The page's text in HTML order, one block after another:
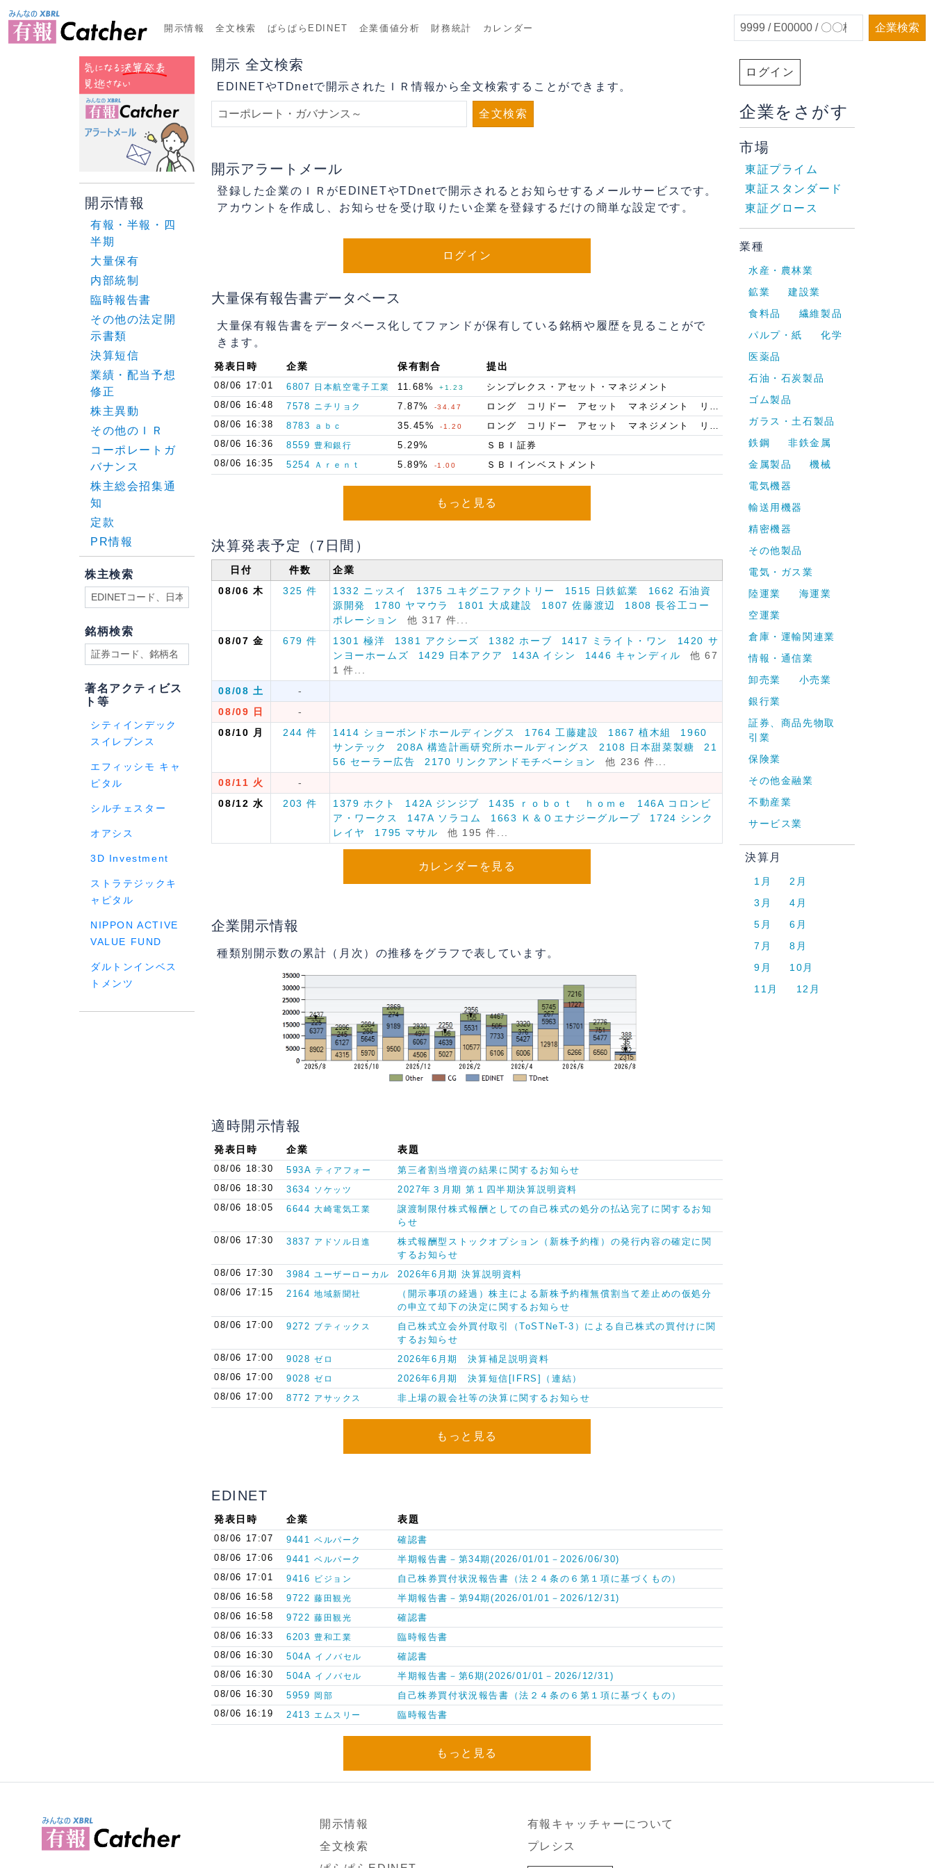
開示情報 全文検索 ぱらぱらEDINET 企業価値分析 財務統計 カレンダー 企業検索
開示情報
有報・半報・四
半期
大量保有
内部統制
臨時報告書
その他の法定開
示書類
決算短信
業績・配当予想
修正
株主異動
その他のＩＲ
コーポレートガ
バナンス
株主総会招集通
知
定款
PR情報
株主検索
銘柄検索
著名アクティビス
ト等
シティインデック
スイレブンス
エフィッシモ キャ
ピタル
シルチェスター
オアシス
3D Investment
ストラテジックキ
ャピタル
NIPPON ACTIVE
VALUE FUND
ダルトンインベス
トメンツ
開示 全文検索
EDINETやTDnetで開示されたＩＲ情報から全文検索することができます。
全文検索
開示アラートメール
登録した企業のＩＲがEDINETやTDnetで開示されるとお知らせするメールサービスです。
アカウントを作成し、お知らせを受け取りたい企業を登録するだけの簡単な設定です。
ログイン
大量保有報告書データベース
大量保有報告書をデータベース化してファンドが保有している銘柄や履歴を見ることがで
きます。
発表日時 企業 保有割合 提出
08/06 17:01 6807 日本航空電子工業 11.68% +1.23
シンプレクス・アセット・マネジメント
08/06 16:48
7578 ニチリョク 7.87% -34.47
08/06 16:38
8783 ａｂｃ 35.45% -1.20
08/06 16:36
8559 豊和銀行 5.29%
ＳＢＩ証券
08/06 16:35
5254 Ａｒｅｎｔ 5.89% -1.00 ＳＢＩインベストメント
もっと見る
決算発表予定（7日間）
日付 件数
企業
08/06 木 325 件 1332 ニッスイ 1375 ユキグニファクトリー 1515 日鉄鉱業
1662 石油資
源開発
1780 ヤマウラ 1801 大成建設 1807 佐藤渡辺
1808 長谷工コー
ポレーション
他 317 件...
08/07 金 679 件 1301 極洋 1381 アクシーズ 1382 ホーブ 1417 ミライト・ワン
1420 サ
ンヨーホームズ
1429 日本アクア 143A イシン 1446 キャンディル
他 67
1 件...
08/08 土
-
08/09
日
-
08/10
月 244 件 1414 ショーボンドホールディングス 1764 工藤建設 1867 植木組
1960
サンテック
208A 構造計画研究所ホールディングス 2108 日本甜菜製糖
21
56 セーラー広告
2170 リンクアンドモチベーション
他 236 件...
08/11 火
-
08/12 水 203 件 1379 ホクト 142A ジンジブ 1435 ｒｏｂｏｔ ｈｏｍｅ
146A コロンビ
ア・ワークス
147A ソラコム 1663 Ｋ＆Ｏエナジーグループ
1724 シンク
レイヤ
1795 マサル 他 195 件...
カレンダーを見る
企業開示情報
種類別開示数の累計（月次）の推移をグラフで表しています。
適時開示情報
発表日時 企業 表題
08/06 18:30 593A ティアフォー
第三者割当増資の結果に関するお知らせ
08/06 18:30
3634 ソケッツ
2027年３月期 第１四半期決算説明資料
08/06 18:05
6644 大崎電気工業
譲渡制限付株式報酬としての自己株式の処分の払込完了に関するお知
らせ
08/06 17:30
3837 アドソル日進
株式報酬型ストックオプション（新株予約権）の発行内容の確定に関
するお知らせ
08/06 17:30
3984 ユーザーローカル
2026年6月期 決算説明資料
08/06 17:15
2164 地域新聞社
（開示事項の経過）株主による新株予約権無償割当て差止めの仮処分
の申立て却下の決定に関するお知らせ
08/06 17:00
9272 ブティックス
自己株式立会外買付取引（ToSTNeT-3）による自己株式の買付けに関
するお知らせ
08/06 17:00
9028 ゼロ
2026年6月期 決算補足説明資料
08/06 17:00
9028 ゼロ
2026年6月期 決算短信[IFRS]（連結）
08/06 17:00
8772 アサックス 非上場の親会社等の決算に関するお知らせ
もっと見る
EDINET
発表日時 企業 表題
08/06 17:07 9441 ベルパーク
確認書
08/06 17:06
9441 ベルパーク
半期報告書－第34期(2026/01/01－2026/06/30)
08/06 17:01
9416 ビジョン
自己株券買付状況報告書（法２４条の６第１項に基づくもの）
08/06 16:58
9722 藤田観光
半期報告書－第94期(2026/01/01－2026/12/31)
08/06 16:58
9722 藤田観光
確認書
08/06 16:33
6203 豊和工業
臨時報告書
08/06 16:30
504A イノバセル
確認書
08/06 16:30
504A イノバセル
半期報告書－第6期(2026/01/01－2026/12/31)
08/06 16:30
5959 岡部
自己株券買付状況報告書（法２４条の６第１項に基づくもの）
08/06 16:19
2413 エムスリー 臨時報告書
もっと見る
ログイン
企業をさがす
市場
東証プライム
東証スタンダード
東証グロース
業種
水産・農林業
鉱業
建設業
食料品
繊維製品
パルプ・紙
化学
医薬品
石油・石炭製品
ゴム製品
ガラス・土石製品
鉄鋼
非鉄金属
金属製品
機械
電気機器
輸送用機器
精密機器
その他製品
電気・ガス業
陸運業
海運業
空運業
倉庫・運輸関連業
情報・通信業
卸売業
小売業
銀行業
証券、商品先物取
引業
保険業
その他金融業
不動産業
サービス業
決算月
1月
2月
3月
4月
5月
6月
7月
8月
9月
10月
11月
12月
開示情報
全文検索
有報キャッチャーについて
プレシス